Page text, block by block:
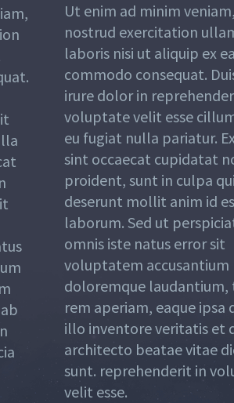
Ut enim ad minim
nostrud exercitation
laboris nisi ut aliquip ex ea
commodo consequat.
irure dolor in
voluptate velit esse
eu fugiat nulla pariatur.
sint occaecat cupidatat
proident, sunt in culpa
deserunt mollit anim id
laborum. Sed ut
omnis iste natus error sit
voluptatem accusantium
doloremque
rem aperiam, eaque ipsa
illo inventore veritatis et
architecto beatae vitae
sunt. reprehenderit in
velit esse.